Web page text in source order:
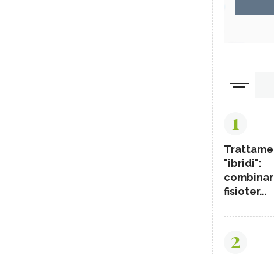
1
"ibridi":
fisioter...
2